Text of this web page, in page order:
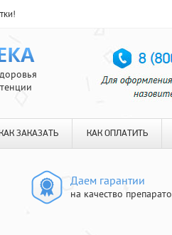
КАК ЗАКАЗАТЬ КАК ОПЛАТИТЬ
Даем гарантии
на качество